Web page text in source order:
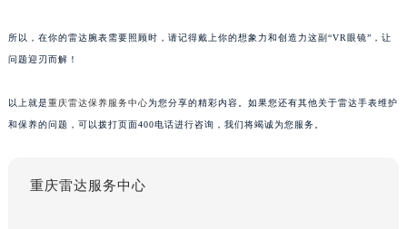
所以，在你的雷达腕表需要照顾时，请记得戴上你的想象力和创造力这副“VR眼镜”，让
问题迎刃而解！
以上就是重庆雷达保养服务中心为您分享的精彩内容。如果您还有其他关于雷达手表维护
和保养的问题，可以拨打页面400电话进行咨询，我们将竭诚为您服务。
重庆雷达服务中心